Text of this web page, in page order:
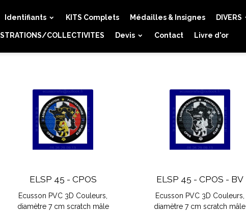
Identifiants KITS Complets Médailles & Insignes DIVERS
COLLECTIVITES Devis Contact Livre d'or
ELSP 45 - CPOS
Ecusson PVC 3D Couleurs,
diamètre 7 cm scratch mâle
ELSP 45 - CPOS - BV
Ecusson PVC 3D Couleurs,
diamètre 7 cm scratch mâle